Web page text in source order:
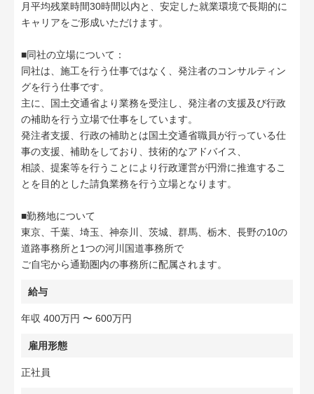
月平均残業時間30時間以内と、安定した就業環境で長期的に
キャリアをご形成いただけます。
■同社の立場について：
同社は、施工を行う仕事ではなく、発注者のコンサルティン
グを行う仕事です。
主に、国土交通省より業務を受注し、発注者の支援及び行政
の補助を行う立場で仕事をしています。
発注者支援、行政の補助とは国土交通省職員が行っている仕
事の支援、補助をしており、技術的なアドバイス、
相談、提案等を行うことにより行政運営が円滑に推進するこ
とを目的とした請負業務を行う立場となります。
■勤務地について
東京、千葉、埼玉、神奈川、茨城、群馬、栃木、長野の10の
道路事務所と1つの河川国道事務所で
ご自宅から通勤圏内の事務所に配属されます。
給与
年収 400万円 〜 600万円
雇用形態
正社員